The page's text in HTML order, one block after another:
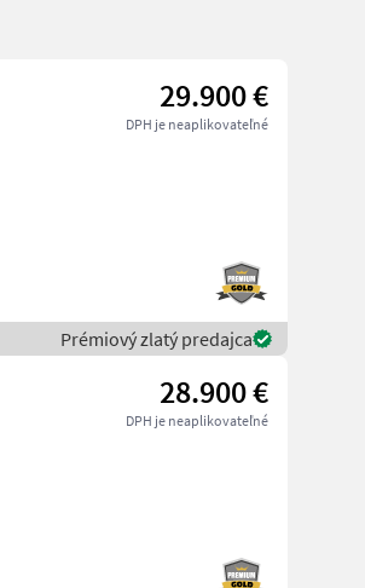
29.900 €
DPH je neaplikovateľné
Prémiový zlatý predajca
28.900 €
DPH je neaplikovateľné